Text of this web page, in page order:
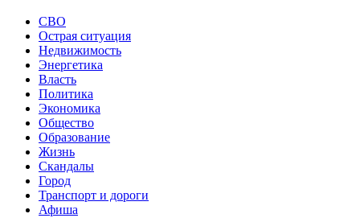
СВО
Острая ситуация
Недвижимость
Энергетика
Власть
Политика
Экономика
Общество
Образование
Жизнь
Скандалы
Город
Транспорт и дороги
Афиша